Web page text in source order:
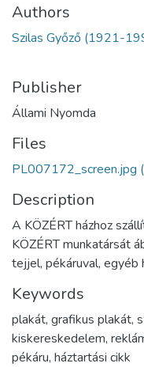
Authors
Szilas Győző (1921-
Publisher
Állami Nyomda
Files
PL007172_screen.jpg
Description
A KÖZÉRT házhoz
KÖZÉRT munkatársát
tejjel, pékáruval, egyéb
Keywords
plakát, grafikus plakát,
kiskereskedelem,
pékáru, háztartási cikk